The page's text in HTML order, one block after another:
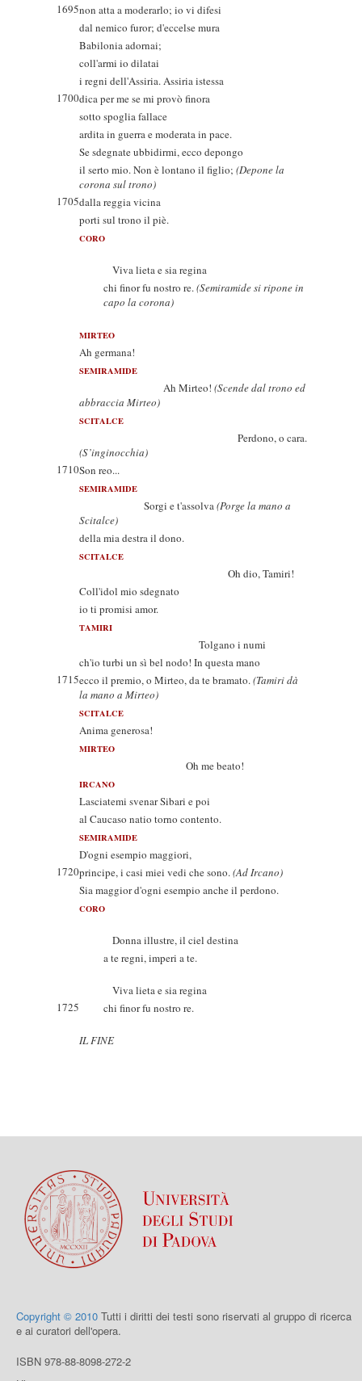
1695non atta a moderarlo; io vi difesi
dal nemico furor; d'eccelse mura
Babilonia adornai;
coll'armi io dilatai
i regni dell'Assiria. Assiria istessa
1700dica per me se mi provò finora
sotto spoglia fallace
ardita in guerra e moderata in pace.
Se sdegnate ubbidirmi, ecco depongo
il serto mio. Non è lontano il figlio; (Depone la
corona sul trono)
1705dalla reggia vicina
porti sul trono il piè.
CORO
Viva lieta e sia regina
chi finor fu nostro re.(Semiramide si ripone in
capo la corona)
MIRTEO
Ah germana!
SEMIRAMIDE
Ah Mirteo! (Scende dal trono ed
abbraccia Mirteo)
SCITALCE
Perdono, o cara.
(S’inginocchia)
1710Son reo...
SEMIRAMIDE
Sorgi e t'assolva(Porge la mano a
Scitalce)
della mia destra il dono.
SCITALCE
Oh dio, Tamiri!
Coll'idol mio sdegnato
io ti promisi amor.
TAMIRI
Tolgano i numi
ch'io turbi un sì bel nodo! In questa mano
1715ecco il premio, o Mirteo, da te bramato.(Tamiri dà
la mano a Mirteo)
SCITALCE
Anima generosa!
MIRTEO
Oh me beato!
IRCANO
Lasciatemi svenar Sibari e poi
al Caucaso natio torno contento.
SEMIRAMIDE
D'ogni esempio maggiori,
1720principe, i casi miei vedi che sono.(Ad Ircano)
Sia maggior d'ogni esempio anche il perdono.
CORO
Donna illustre, il ciel destina
a te regni, imperi a te.
Viva lieta e sia regina
1725
chi finor fu nostro re.
IL FINE
Copyright © 2010 Tutti i diritti dei testi sono riservati al gruppo di ricerca
e ai curatori dell'opera.
ISBN 978-88-8098-272-2